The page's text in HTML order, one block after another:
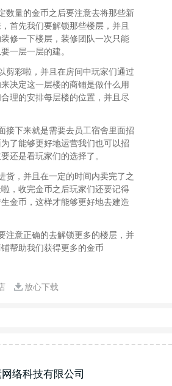
数量的金币之后要注意去将那些新
首先我们要解锁那些楼层，并且
修一下楼层，装修团队一次只能
一层一层的建。
剪彩啦，并且在房间中玩家们通过
决定这一层楼的商铺是做什么用
理的安排每层楼的位置，并且尽
接下来就是需要去员工宿舍里面招
了能够更好地运营我们也可以招
还是看玩家们的选择了。
货，并且在一定的时间内卖完了之
，收完金币之后玩家们还要记得
金币，这样才能够更好地去建造
注意正确的去解锁更多的楼层，并
帮助我们获得更多的金币
放心下载
络科技有限公司